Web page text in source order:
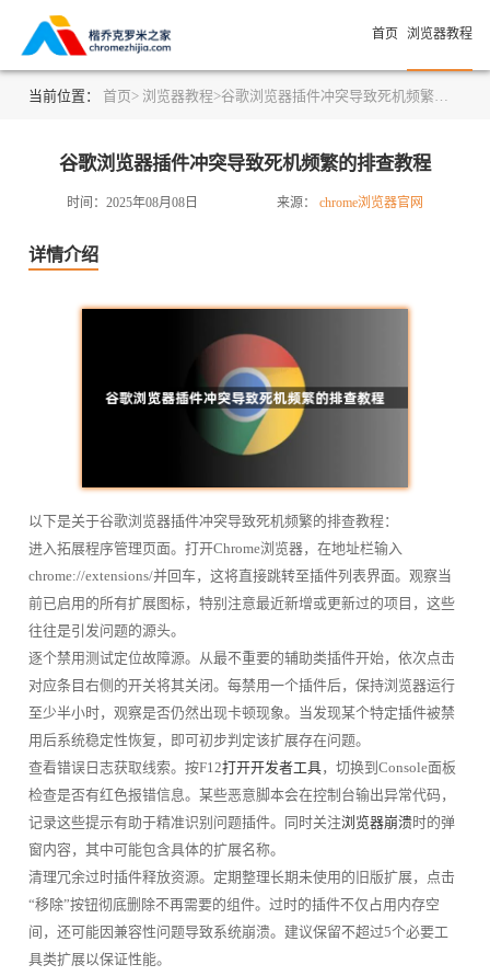
首页 浏览器教程
当前位置： 首页> 浏览器教程>谷歌浏览器插件冲突导致死机频繁的排查教程
谷歌浏览器插件冲突导致死机频繁的排查教程
时间：2025年08月08日 来源： chrome浏览器官网
详情介绍
以下是关于谷歌浏览器插件冲突导致死机频繁的排查教程：
进入拓展程序管理页面。打开Chrome浏览器，在地址栏输入
chrome://extensions/并回车，这将直接跳转至插件列表界面。观察当
前已启用的所有扩展图标，特别注意最近新增或更新过的项目，这些
往往是引发问题的源头。
逐个禁用测试定位故障源。从最不重要的辅助类插件开始，依次点击
对应条目右侧的开关将其关闭。每禁用一个插件后，保持浏览器运行
至少半小时，观察是否仍然出现卡顿现象。当发现某个特定插件被禁
用后系统稳定性恢复，即可初步判定该扩展存在问题。
查看错误日志获取线索。按F12打开开发者工具，切换到Console面板
检查是否有红色报错信息。某些恶意脚本会在控制台输出异常代码，
记录这些提示有助于精准识别问题插件。同时关注浏览器崩溃时的弹
窗内容，其中可能包含具体的扩展名称。
清理冗余过时插件释放资源。定期整理长期未使用的旧版扩展，点击
“移除”按钮彻底删除不再需要的组件。过时的插件不仅占用内存空
间，还可能因兼容性问题导致系统崩溃。建议保留不超过5个必要工
具类扩展以保证性能。